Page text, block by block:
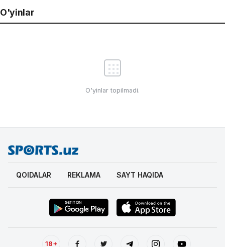
O'yinlar
O'yinlar topilmadi.
QOIDALAR REKLAMA SAYT HAQIDA
18+